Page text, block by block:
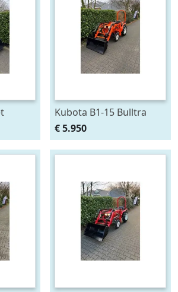
Kubota B1-15 Bulltra
met voorlader, al vanaf €
99,- per
€ 5.950